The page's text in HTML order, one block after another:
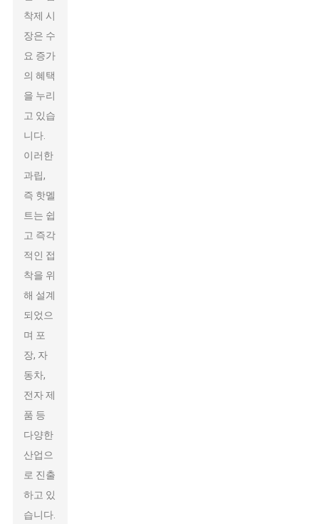
착제 시
장은 수
요 증가
의 혜택
을 누리
고 있습
니다.
이러한
과립,
즉 핫멜
트는 쉽
고 즉각
적인 접
착을 위
해 설계
되었으
며 포
장, 자
동차,
전자 제
품 등
다양한
산업으
로 진출
하고 있
습니다.